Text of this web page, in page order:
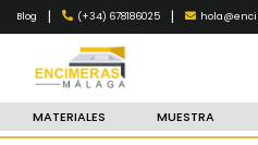
Blog | (+34) 678186025 |
MATERIALES MUESTRA